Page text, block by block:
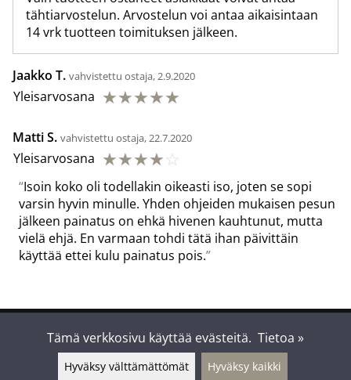
tähtiarvostelun. Arvostelun voi antaa aikaisintaan
14 vrk tuotteen toimituksen jälkeen.
Jaakko T. vahvistettu ostaja, 2.9.2020
Yleisarvosana ☆☆☆☆☆
Matti S. vahvistettu ostaja, 22.7.2020
Yleisarvosana ☆☆☆☆☆
Isoin koko oli todellakin oikeasti iso, joten se sopi
varsin hyvin minulle. Yhden ohjeiden mukaisen pesun
jälkeen painatus on ehkä hivenen kauhtunut, mutta
vielä ehjä. En varmaan tohdi tätä ihan päivittäin
käyttää ettei kulu painatus pois.
Tämä verkkosivu käyttää evästeitä. Tietoa »
Hyväksy välttämättömät Hyväksy kaikki